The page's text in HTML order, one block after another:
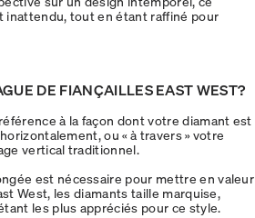
inattendu, tout en étant raffiné pour
DE FIANÇAILLES EAST WEST?
à la façon dont votre diamant est
ou « à travers » votre
vertical traditionnel.
est nécessaire pour mettre en valeur
West, les diamants taille marquise,
les plus appréciés pour ce style.